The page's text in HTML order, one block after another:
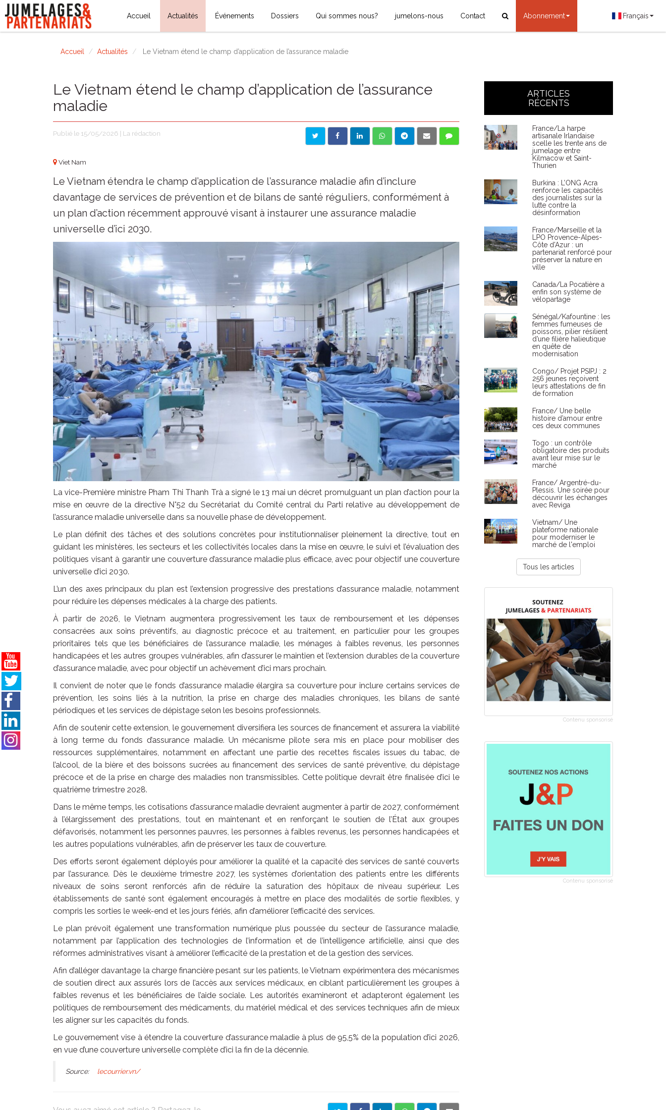
Accueil Actualités Événements Dossiers Qui sommes nous? jumelons-nous Contact Abonnement Français
Accueil Actualités Le Vietnam étend le champ d’application de l’assurance maladie
Le Vietnam étend le champ d’application de l’assurance
maladie
Publié le 15/05/2026 | La rédaction
Viet Nam
Le Vietnam étendra le champ d’application de l’assurance maladie afin d’inclure
davantage de services de prévention et de bilans de santé réguliers, conformément à
un plan d’action récemment approuvé visant à instaurer une assurance maladie
universelle d’ici 2030.
La vice-Première ministre Pham Thi Thanh Trà a signé le 13 mai un décret promulguant un plan d’action pour la
mise en œuvre de la directive N°52 du Secrétariat du Comité central du Parti relative au développement de
l’assurance maladie universelle dans sa nouvelle phase de développement.
Le plan définit des tâches et des solutions concrètes pour institutionnaliser pleinement la directive, tout en
guidant les ministères, les secteurs et les collectivités locales dans la mise en œuvre, le suivi et l’évaluation des
politiques visant à garantir une couverture d’assurance maladie plus efficace, avec pour objectif une couverture
universelle d’ici 2030.
L’un des axes principaux du plan est l’extension progressive des prestations d’assurance maladie, notamment
pour réduire les dépenses médicales à la charge des patients.
À partir de 2026, le Vietnam augmentera progressivement les taux de remboursement et les dépenses
consacrées aux soins préventifs, au diagnostic précoce et au traitement, en particulier pour les groupes
prioritaires tels que les bénéficiaires de l’assurance maladie, les ménages à faibles revenus, les personnes
handicapées et les autres groupes vulnérables, afin d’assurer le maintien et l’extension durables de la couverture
d’assurance maladie, avec pour objectif un achèvement d’ici mars prochain.
Il convient de noter que le fonds d’assurance maladie élargira sa couverture pour inclure certains services de
prévention, les soins liés à la nutrition, la prise en charge des maladies chroniques, les bilans de santé
périodiques et les services de dépistage selon les besoins professionnels.
Afin de soutenir cette extension, le gouvernement diversifiera les sources de financement et assurera la viabilité
à long terme du fonds d’assurance maladie. Un mécanisme pilote sera mis en place pour mobiliser des
ressources supplémentaires, notamment en affectant une partie des recettes fiscales issues du tabac, de
l’alcool, de la bière et des boissons sucrées au financement des services de santé préventive, du dépistage
précoce et de la prise en charge des maladies non transmissibles. Cette politique devrait être finalisée d’ici le
quatrième trimestre 2028.
Dans le même temps, les cotisations d’assurance maladie devraient augmenter à partir de 2027, conformément
à l’élargissement des prestations, tout en maintenant et en renforçant le soutien de l’État aux groupes
défavorisés, notamment les personnes pauvres, les personnes à faibles revenus, les personnes handicapées et
les autres populations vulnérables, afin de préserver les taux de couverture.
Des efforts seront également déployés pour améliorer la qualité et la capacité des services de santé couverts
par l’assurance. Dès le deuxième trimestre 2027, les systèmes d’orientation des patients entre les différents
niveaux de soins seront renforcés afin de réduire la saturation des hôpitaux de niveau supérieur. Les
établissements de santé sont également encouragés à mettre en place des modalités de sortie flexibles, y
compris les sorties le week-end et les jours fériés, afin d’améliorer l’efficacité des services.
Le plan prévoit également une transformation numérique plus poussée du secteur de l’assurance maladie,
notamment par l’application des technologies de l’information et de l’intelligence artificielle, ainsi que des
réformes administratives visant à améliorer l’efficacité de la prestation et de la gestion des services.
Afin d’alléger davantage la charge financière pesant sur les patients, le Vietnam expérimentera des mécanismes
de soutien direct aux assurés lors de l’accès aux services médicaux, en ciblant particulièrement les groupes à
faibles revenus et les bénéficiaires de l’aide sociale. Les autorités examineront et adapteront également les
politiques de remboursement des médicaments, du matériel médical et des services techniques afin de mieux
les aligner sur les capacités du fonds.
Le gouvernement vise à étendre la couverture d’assurance maladie à plus de 95,5% de la population d’ici 2026,
en vue d’une couverture universelle complète d’ici la fin de la décennie.
Source: lecourrier.vn/
ARTICLES
RÉCENTS
France/La harpe
artisanale Irlandaise
scelle les trente ans de
jumelage entre
Kilmacow et Saint-
Thurien
Burkina : L’ONG Acra
renforce les capacités
des journalistes sur la
lutte contre la
désinformation
France/Marseille et la
LPO Provence-Alpes-
Côte d'Azur : un
partenariat renforcé pour
préserver la nature en
ville
Canada/La Pocatière a
enfin son système de
vélopartage
Sénégal/Kafountine : les
femmes fumeuses de
poissons, pilier résilient
d’une filière halieutique
en quête de
modernisation
Congo/ Projet PSIPJ : 2
256 jeunes reçoivent
leurs attestations de fin
de formation
France/ Une belle
histoire d’amour entre
ces deux communes
Togo : un contrôle
obligatoire des produits
avant leur mise sur le
marché
France/ Argentré-du-
Plessis. Une soirée pour
découvrir les échanges
avec Reviga
Vietnam/ Une
plateforme nationale
pour moderniser le
marché de l'emploi
Tous les articles
Contenu sponsorisé
Contenu sponsorisé